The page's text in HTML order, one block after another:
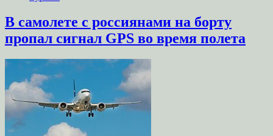
В самолете с россиянами на борту
пропал сигнал GPS во время полета